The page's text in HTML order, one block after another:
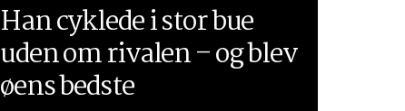
Han cyklede i stor bue
uden om rivalen – og blev
øens bedste